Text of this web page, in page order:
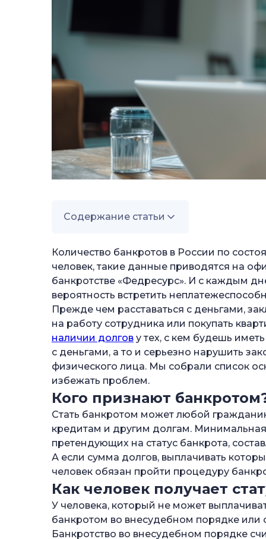
Содержание статьи
—
Кого признают банкротом?
—Как человек получает статус банкрота?
—Последствия получения статуса
—Ограничения во время процедуры
— Финансовые ограничения
—Трудовые ограничения
—Предпринимательские ограничения
— Зачем нужна проверка на банкротство
—
Безопасность сделки
—Платежеспособность заемщика
—Законность найма
—Благонадежность
—Какие есть риски от сделок с
—Законна ли проверка человека на
—Кто может проверить человека на
Количество банкротов в России по
человек, такие данные приводятся на
банкротстве «Федресурс». И с каждым
вероятность встретить
Прежде чем расставаться с деньгами,
на работу сотрудника или покупать
наличии долгов у тех, с кем будешь
с деньгами, а то и серьезно нарушить
физического лица. Мы собрали список
избежать проблем.
Кого признают
Стать банкротом может любой
кредитам и другим долгам.
претендующих на статус банкрота,
А если сумма долгов, выплачивать
человек обязан пройти процедуру
Как человек получает
У человека, который не может
банкротом во внесудебном порядке или
Банкротство во внесудебном порядке